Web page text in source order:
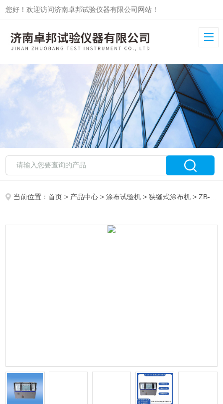
您好！欢迎访问济南卓邦试验仪器有限公司网站！
当前位置：首页 > 产品中心 >涂布试验机 >狭缝式涂布机 > ZB-XTB-60B有机太阳能电池狭缝式涂布试验机